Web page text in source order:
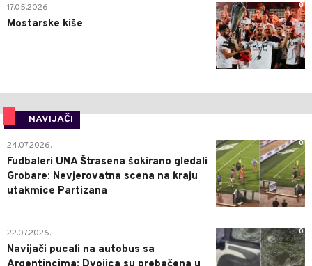
0
17.05.2026.
Mostarske kiše
NAVIJAČI
0
24.07.2026.
Fudbaleri UNA Štrasena šokirano gledali
Grobare: Nevjerovatna scena na kraju
utakmice Partizana
0
22.07.2026.
Navijači pucali na autobus sa